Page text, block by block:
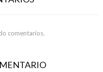
comentarios.